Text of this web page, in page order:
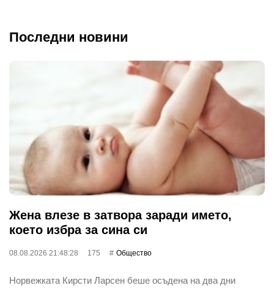
Последни новини
Жена влезе в затвора заради името,
което избра за сина си
08.08.2026 21:48:28 175 Общество
Норвежката Кирсти Ларсен беше осъдена на два дни